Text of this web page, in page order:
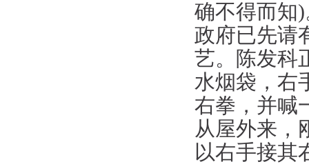
确不得而知
政府已先请
艺。陈发科
水烟袋，右
右拳，并喊
从屋外来，
以右手接其